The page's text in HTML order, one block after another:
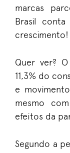
marcas
Brasil
crescimento!
Quer ver?
11,3% do
e
mesmo
efeitos da
Segundo a